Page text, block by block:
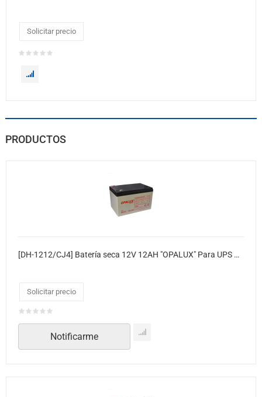
Solicitar precio
PRODUCTOS
[DH-1212/CJ4] Batería seca 12V 12AH "OPALUX" Para UPS Medidas: Altura 9.5 x Largo 15 x Ancho 9.6 cm
Solicitar precio
Notificarme